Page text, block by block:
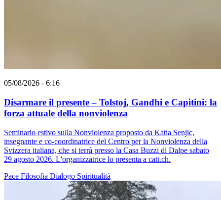
05/08/2026 - 6:16
Disarmare il presente – Tolstoj, Gandhi e Capitini: la
forza attuale della nonviolenza
Seminario estivo sulla Nonviolenza proposto da Katia Senjic,
insegnante e co-coordinatrice del Centro per la Nonviolenza della
Svizzera italiana, che si terrà presso la Casa Buzzi di Dalpe sabato
29 agosto 2026. L'organizzatrice lo presenta a catt.ch.
Pace Filosofia Dialogo Spiritualità